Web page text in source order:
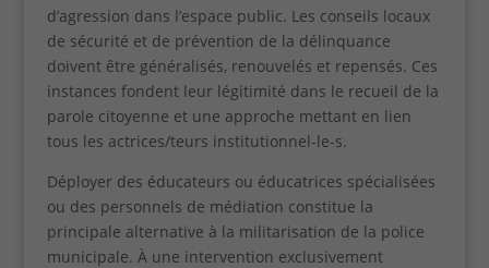
d’agression dans l’espace public. Les conseils locaux
de sécurité et de prévention de la délinquance
doivent être généralisés, renouvelés et repensés. Ces
instances fondent leur légitimité dans le recueil de la
parole citoyenne et une approche mettant en lien
tous les actrices/teurs institutionnel-le-s.
Déployer des éducateurs ou éducatrices spécialisées
ou des personnels de médiation constitue la
principale alternative à la militarisation de la police
municipale. À une intervention exclusivement